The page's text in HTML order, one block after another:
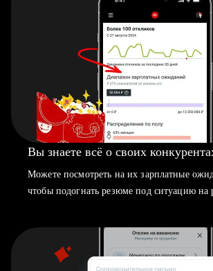
Вы знаете всё о своих
Можете посмотреть на их зарплатные
чтобы подогнать резюме под ситуацию на